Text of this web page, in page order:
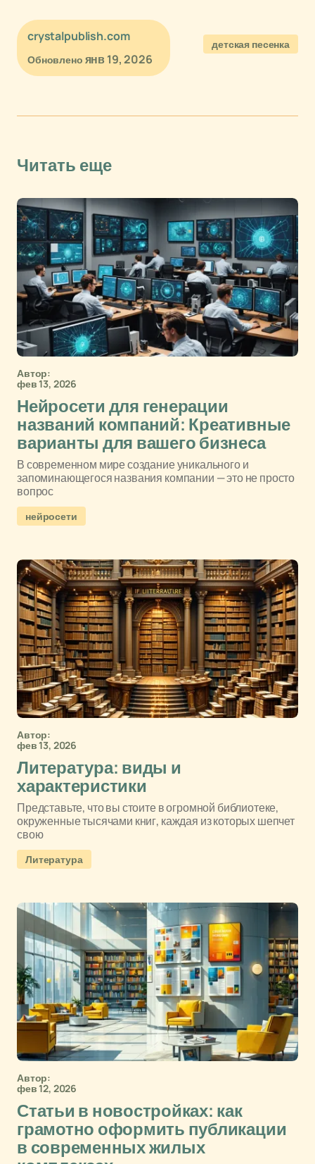
crystalpublish.com
Обновлено янв 19, 2026
детская песенка
Читать еще
Автор:
фев 13, 2026
Нейросети для генерации
названий компаний: Креативные
варианты для вашего бизнеса
В современном мире создание уникального и
запоминающегося названия компании — это не просто
вопрос
нейросети
Автор:
фев 13, 2026
Литература: виды и
характеристики
Представьте, что вы стоите в огромной библиотеке,
окруженные тысячами книг, каждая из которых шепчет
свою
Литература
Автор:
фев 12, 2026
Статьи в новостройках: как
грамотно оформить публикации
в современных жилых